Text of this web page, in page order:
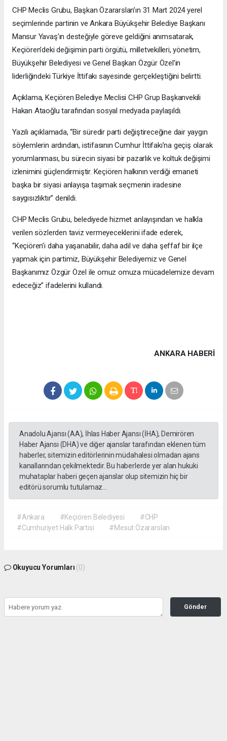
CHP Meclis Grubu, Başkan Özararslan’ın 31 Mart 2024 yerel
seçimlerinde partinin ve Ankara Büyükşehir Belediye Başkanı
Mansur Yavaş’ın desteğiyle göreve geldiğini anımsatarak,
Keçiören’deki değişimin parti örgütü, milletvekilleri, yönetim,
Büyükşehir Belediyesi ve Genel Başkan Özgür Özel’in
liderliğindeki Türkiye İttifakı sayesinde gerçekleştiğini belirtti.
Açıklama, Keçiören Belediye Meclisi CHP Grup Başkanvekili
Hakan Ataoğlu tarafından sosyal medyada paylaşıldı.
Yazılı açıklamada, “Bir süredir parti değiştireceğine dair yaygın
söylemlerin ardından, istifasının Cumhur İttifakı’na geçiş olarak
yorumlanması, bu sürecin siyasi bir pazarlık ve koltuk değişimi
izlenimini güçlendirmiştir. Keçiören halkının verdiği emaneti
başka bir siyasi anlayışa taşımak seçmenin iradesine
saygısızlıktır” denildi.
CHP Meclis Grubu, belediyede hizmet anlayışından ve halkla
verilen sözlerden taviz vermeyeceklerini ifade ederek,
“Keçiören’i daha yaşanabilir, daha adil ve daha şeffaf bir ilçe
yapmak için partimiz, Büyükşehir Belediyemiz ve Genel
Başkanımız Özgür Özel ile omuz omuza mücadelemize devam
edeceğiz” ifadelerini kullandı.
ANKARA HABERİ
Anadolu Ajansı (AA), İhlas Haber Ajansı (İHA), Demirören
Haber Ajansı (DHA) ve diğer ajanslar tarafından eklenen tüm
haberler, sitemizin editörlerinin müdahalesi olmadan ajans
kanallarından çekilmektedir. Bu haberlerde yer alan hukuki
muhataplar haberi geçen ajanslar olup sitemizin hiç bir
editörü sorumlu tutulamaz...
#Ankara #Keçiören Belediyesi
#CHP
#Cumhuriyet Halk Partisi
#Mesut Özararslan
Okuyucu Yorumları (0)
Gönder